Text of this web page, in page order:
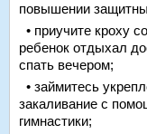
повышении
• приучите кроху
ребенок отдыхал
спать вечером;
• займитесь
закаливание с
гимнастики;